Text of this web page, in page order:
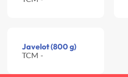
Javelot (800 g)
TCM -